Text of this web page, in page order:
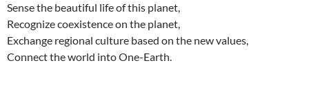
Sense the beautiful life of this planet,
Recognize coexistence on the planet,
Exchange regional culture based on the new values,
Connect the world into One-Earth.